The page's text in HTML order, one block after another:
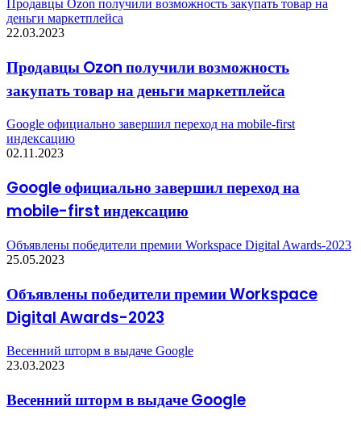
Продавцы Ozon получили возможность закупать товар на
деньги маркетплейса
22.03.2023
Продавцы Ozon получили возможность
закупать товар на деньги маркетплейса
Google официально завершил переход на mobile-first
индексацию
02.11.2023
Google официально завершил переход на
mobile-first индексацию
Объявлены победители премии Workspace Digital Awards-2023
25.05.2023
Объявлены победители премии Workspace
Digital Awards-2023
Весенний шторм в выдаче Google
23.03.2023
Весенний шторм в выдаче Google